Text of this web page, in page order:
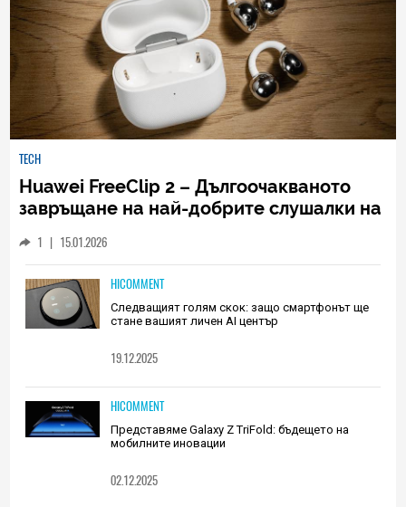
TECH
Huawei FreeClip 2 – Дългоочакваното
завръщане на най-добрите слушалки на
1 | 15.01.2026
HICOMMENT
Следващият голям скок: защо смартфонът ще
стане вашият личен AI център
19.12.2025
HICOMMENT
Представяме Galaxy Z TriFold: бъдещето на
мобилните иновации
02.12.2025